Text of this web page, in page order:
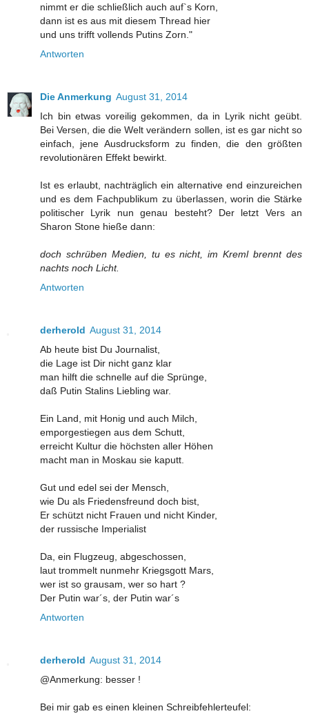
nimmt er die schließlich auch auf`s Korn,
dann ist es aus mit diesem Thread hier
und uns trifft vollends Putins Zorn."
Antworten
Die Anmerkung August 31, 2014
Ich bin etwas voreilig gekommen, da in Lyrik nicht geübt.
Bei Versen, die die Welt verändern sollen, ist es gar nicht so
einfach, jene Ausdrucksform zu finden, die den größten
revolutionären Effekt bewirkt.
Ist es erlaubt, nachträglich ein alternative end einzureichen
und es dem Fachpublikum zu überlassen, worin die Stärke
politischer Lyrik nun genau besteht? Der letzt Vers an
Sharon Stone hieße dann:
doch schrüben Medien, tu es nicht, im Kreml brennt des
nachts noch Licht.
Antworten
derherold August 31, 2014
Ab heute bist Du Journalist,
die Lage ist Dir nicht ganz klar
man hilft die schnelle auf die Sprünge,
daß Putin Stalins Liebling war.
Ein Land, mit Honig und auch Milch,
emporgestiegen aus dem Schutt,
erreicht Kultur die höchsten aller Höhen
macht man in Moskau sie kaputt.
Gut und edel sei der Mensch,
wie Du als Friedensfreund doch bist,
Er schützt nicht Frauen und nicht Kinder,
der russische Imperialist
Da, ein Flugzeug, abgeschossen,
laut trommelt nunmehr Kriegsgott Mars,
wer ist so grausam, wer so hart ?
Der Putin war´s, der Putin war´s
Antworten
derherold August 31, 2014
@Anmerkung: besser !
Bei mir gab es einen kleinen Schreibfehlerteufel: